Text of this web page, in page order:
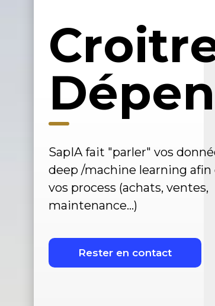
Croitr
Dépen
SapIA fait "parler" vos
deep /machine learning
vos process (achats, ventes,
maintenance...)
Rester en contact